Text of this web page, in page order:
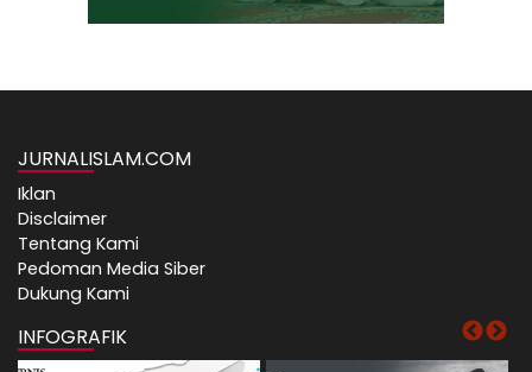
JURNALISLAM.COM
Iklan
Disclaimer
Tentang Kami
Pedoman Media Siber
Dukung Kami
INFOGRAFIK